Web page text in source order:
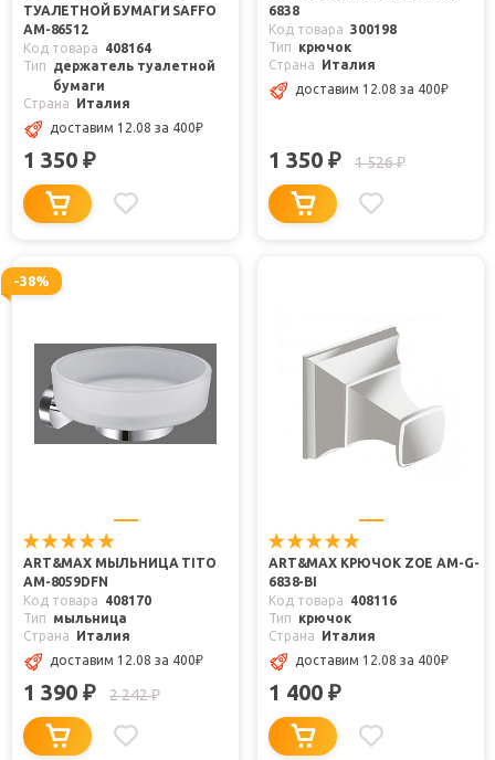
ТУАЛЕТНОЙ БУМАГИ SAFFO
AM-86512
Код товара
408164
Тип
держатель туалетной
бумаги
Страна
Италия
доставим 12.08 за 400₽
1 350 ₽
6838
Код товара 300198
Тип
крючок
Страна
Италия
доставим 12.08 за 400₽
1 350 ₽ 1 526₽
-38%
ART&MAX МЫЛЬНИЦА TITO
AM-8059DFN
Код товара
408170
Тип
мыльница
Страна
Италия
доставим 12.08 за 400₽
1 390 ₽ 2 242₽
ART&MAX КРЮЧОК ZOE AM-G-
6838-BI
Код товара
408116
Тип
крючок
Страна
Италия
доставим 12.08 за 400₽
1 400 ₽